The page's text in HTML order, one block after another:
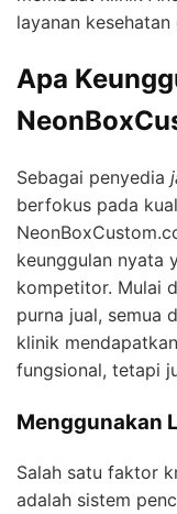
layanan
Apa
Sebagai penyedia
berfokus pada
keunggulan nyata
kompetitor. Mulai
purna jual, semua
klinik
fungsional, tetapi
Menggunakan
Salah satu faktor
adalah sistem